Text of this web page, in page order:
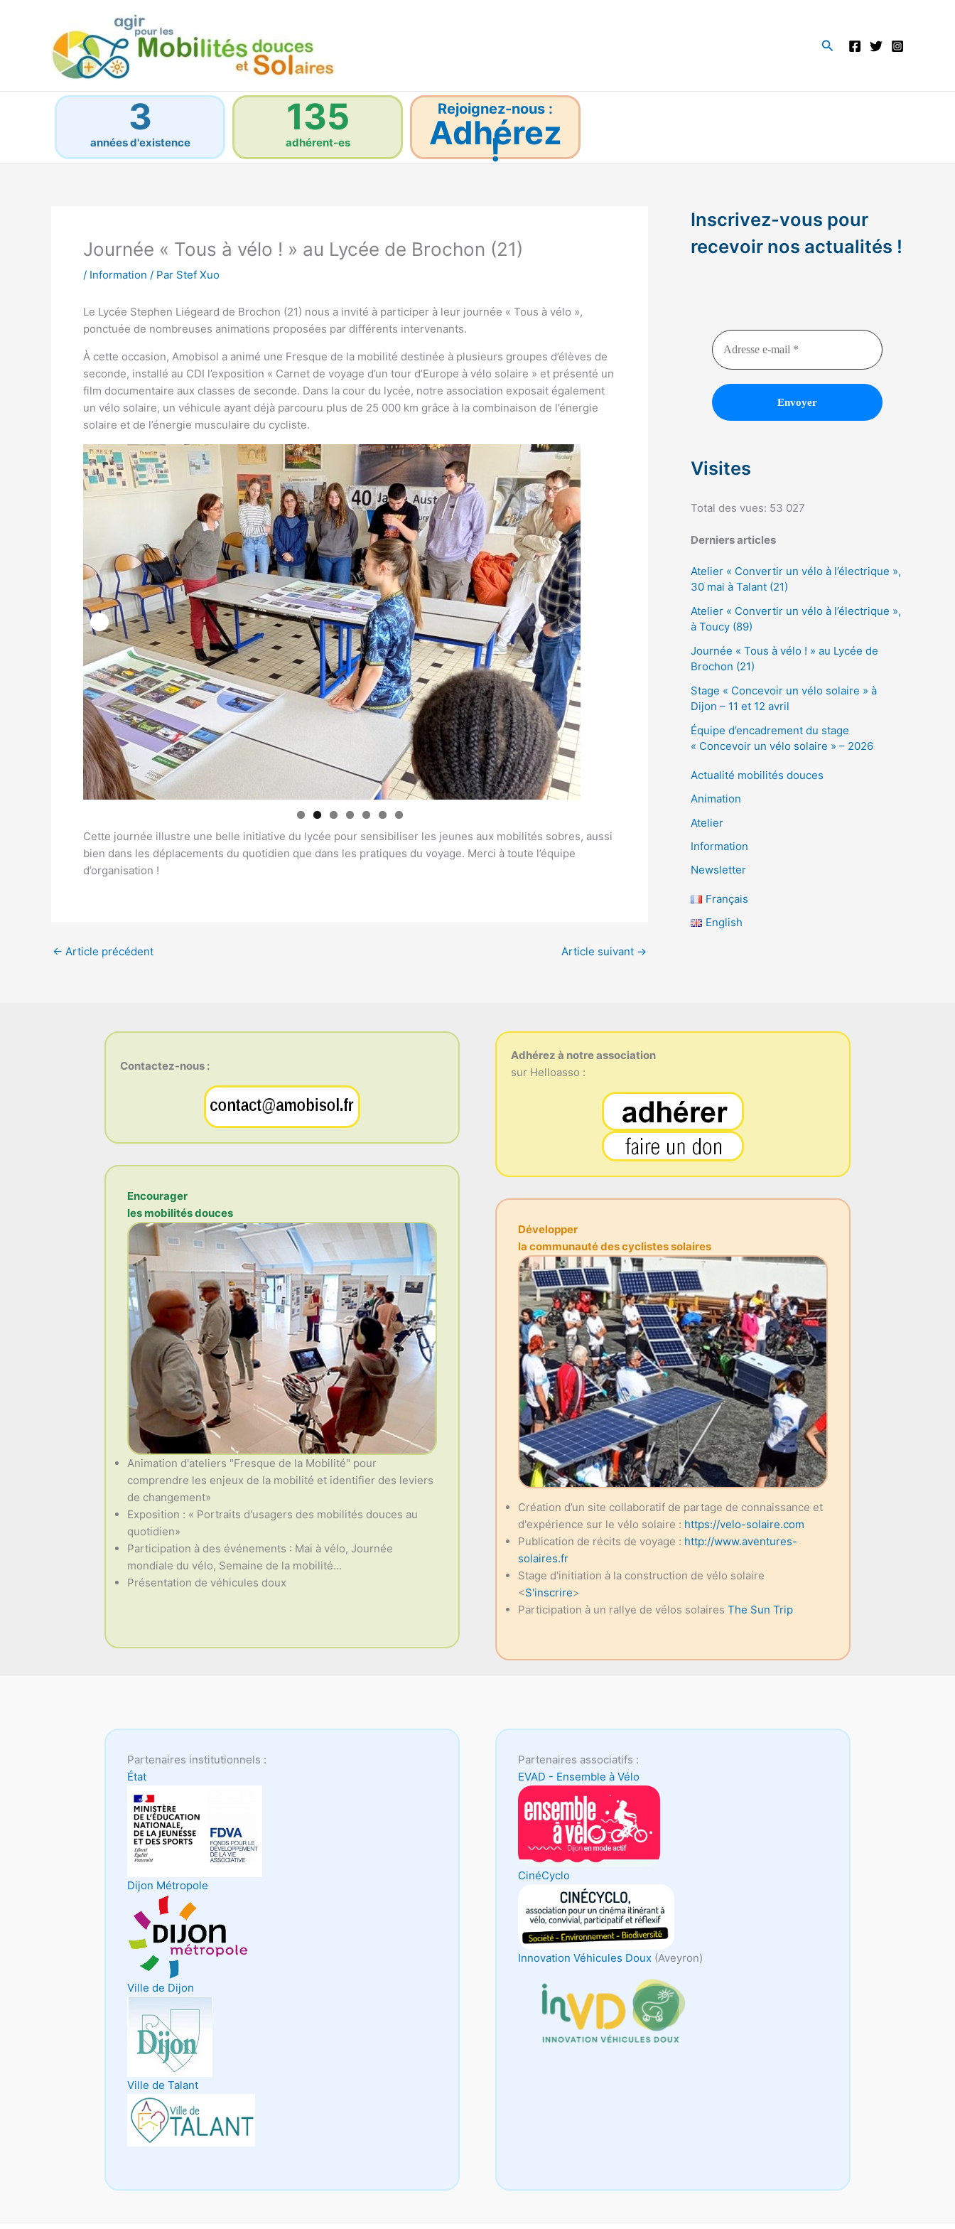
Rechercher
3
années d'existence
135
adhérent-es
Rejoignez-nous :
Adhérez
!
Journée « Tous à vélo ! » au Lycée de Brochon (21)
/ Information / Par Stef Xuo
Le Lycée Stephen Liégeard de Brochon (21) nous a invité à participer à leur journée « Tous à vélo »,
ponctuée de nombreuses animations proposées par différents intervenants.
À cette occasion, Amobisol a animé une Fresque de la mobilité destinée à plusieurs groupes d’élèves de
seconde, installé au CDI l’exposition « Carnet de voyage d’un tour d’Europe à vélo solaire » et présenté un
film documentaire aux classes de seconde. Dans la cour du lycée, notre association exposait également
un vélo solaire, un véhicule ayant déjà parcouru plus de 25 000 km grâce à la combinaison de l’énergie
solaire et de l’énergie musculaire du cycliste.
Cette journée illustre une belle initiative du lycée pour sensibiliser les jeunes aux mobilités sobres, aussi
bien dans les déplacements du quotidien que dans les pratiques du voyage. Merci à toute l’équipe
d’organisation !
← Article précédent Article suivant →
Inscrivez-vous pour
recevoir nos actualités !
Visites
Total des vues: 53 027
Derniers articles
Atelier « Convertir un vélo à l’électrique »,
30 mai à Talant (21)
Atelier « Convertir un vélo à l’électrique »,
à Toucy (89)
Journée « Tous à vélo ! » au Lycée de
Brochon (21)
Stage « Concevoir un vélo solaire » à
Dijon – 11 et 12 avril
Équipe d’encadrement du stage
« Concevoir un vélo solaire » – 2026
Actualité mobilités douces
Animation
Atelier
Information
Newsletter
Français
English
Contactez-nous :
Encourager
les mobilités douces
Animation d'ateliers "Fresque de la Mobilité" pour
comprendre les enjeux de la mobilité et identifier des leviers
de changement»
Exposition : « Portraits d'usagers des mobilités douces au
quotidien»
Participation à des événements : Mai à vélo, Journée
mondiale du vélo, Semaine de la mobilité...
Présentation de véhicules doux
Adhérez à notre association
sur Helloasso :
Développer
la communauté des cyclistes solaires
Création d’un site collaboratif de partage de connaissance et
d'expérience sur le vélo solaire : https://velo-solaire.com
Publication de récits de voyage : http://www.aventures-
solaires.fr
Stage d'initiation à la construction de vélo solaire
<S'inscrire>
Participation à un rallye de vélos solaires The Sun Trip
Partenaires institutionnels :
État
Dijon Métropole
Ville de Dijon
Ville de Talant
Partenaires associatifs :
EVAD - Ensemble à Vélo
CinéCyclo
Innovation Véhicules Doux (Aveyron)